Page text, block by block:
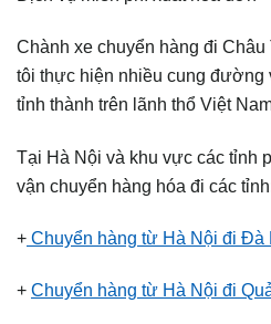
Chành xe chuyển hàng đi
tôi thực hiện nhiều cung đường
tỉnh thành trên lãnh thổ Việt
Tại Hà Nội và khu vực các tỉnh
vận chuyển hàng hóa đi các
+ Chuyển hàng từ Hà Nội đi Đà
+ Chuyển hàng từ Hà Nội đi